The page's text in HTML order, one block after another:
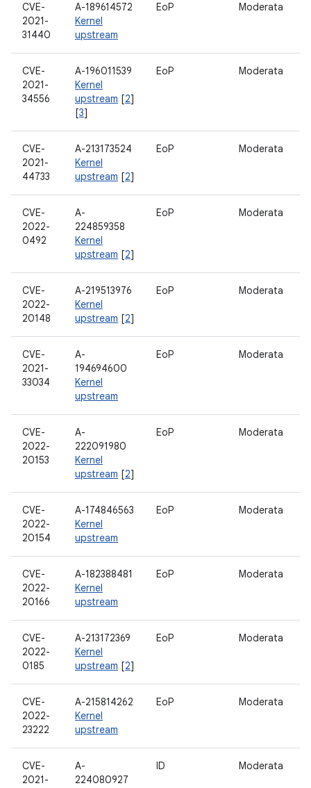
CVE-
2021-
31440
A-189614572
Kernel
upstream
EoP Moderata
CVE-
2021-
34556
A-196011539
Kernel
upstream [2]
[3]
EoP Moderata
CVE-
2021-
44733
A-213173524
Kernel
upstream [2]
EoP Moderata
CVE-
2022-
0492
A-
224859358
Kernel
upstream [2]
EoP Moderata
CVE-
2022-
20148
A-219513976
Kernel
upstream [2]
EoP Moderata
CVE-
2021-
33034
A-
194694600
Kernel
upstream
EoP Moderata
CVE-
2022-
20153
A-
222091980
Kernel
upstream [2]
EoP Moderata
CVE-
2022-
20154
A-174846563
Kernel
upstream
EoP Moderata
CVE-
2022-
20166
A-182388481
Kernel
upstream
EoP Moderata
CVE-
2022-
0185
A-213172369
Kernel
upstream [2]
EoP Moderata
CVE-
2022-
23222
A-215814262
Kernel
upstream
EoP Moderata
CVE-
2021-
A-
224080927
ID Moderata